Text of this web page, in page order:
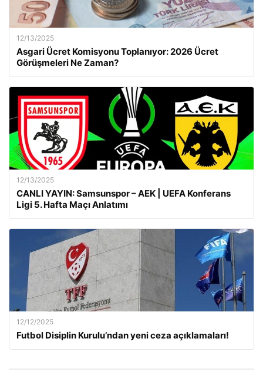
12/13/2025
Asgari Ücret Komisyonu Toplanıyor: 2026 Ücret
Görüşmeleri Ne Zaman?
12/13/2025
CANLI YAYIN: Samsunspor – AEK | UEFA Konferans
Ligi 5. Hafta Maçı Anlatımı
12/12/2025
Futbol Disiplin Kurulu’ndan yeni ceza açıklamaları!